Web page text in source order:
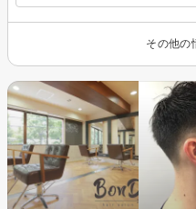
その他の